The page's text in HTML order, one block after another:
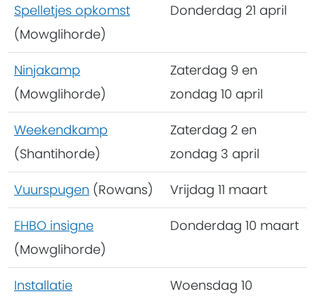
Spelletjes opkomst
(Mowglihorde)
Donderdag 21 april
Ninjakamp
(Mowglihorde)
Zaterdag 9 en
zondag 10 april
Weekendkamp
(Shantihorde)
Zaterdag 2 en
zondag 3 april
Vuurspugen (Rowans) Vrijdag 11 maart
EHBO insigne
(Mowglihorde)
Donderdag 10 maart
Installatie
Woensdag 10